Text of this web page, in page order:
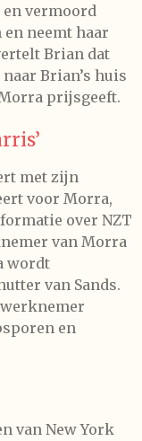
vermoord
neemt haar
Brian dat
naar Brian’s huis
prijsgeeft.
met zijn
voor Morra,
over NZT
van Morra
wordt
van Sands.
en
van New York